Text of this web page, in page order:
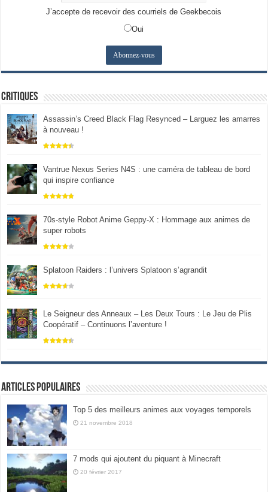
J’accepte de recevoir des courriels de Geekbecois
Oui
Critiques
Assassin’s Creed Black Flag Resynced – Larguez les amarres
à nouveau !
Vantrue Nexus Series N4S : une caméra de tableau de bord
qui inspire confiance
70s-style Robot Anime Geppy-X : Hommage aux animes de
super robots
Splatoon Raiders : l’univers Splatoon s’agrandit
Le Seigneur des Anneaux – Les Deux Tours : Le Jeu de Plis
Coopératif – Continuons l’aventure !
Articles populaires
Top 5 des meilleurs animes aux voyages temporels
21 novembre 2018
7 mods qui ajoutent du piquant à Minecraft
20 février 2017